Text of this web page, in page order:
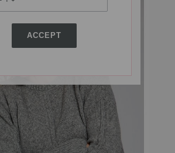
ACCEPT